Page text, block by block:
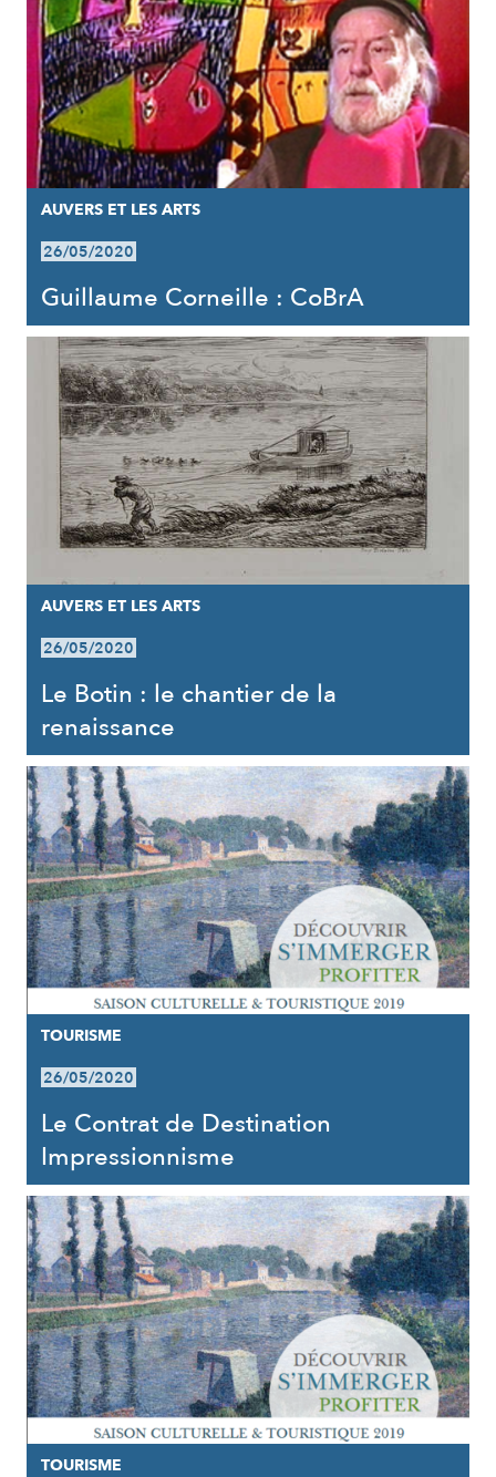
AUVERS ET LES ARTS
26/05/2020
Guillaume Corneille : CoBrA
AUVERS ET LES ARTS
26/05/2020
Le Botin : le chantier de la
renaissance
TOURISME
26/05/2020
Le Contrat de Destination
Impressionnisme
TOURISME